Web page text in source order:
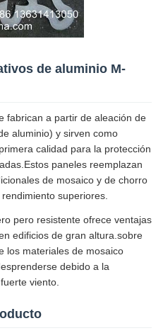
de aluminio M-
fabrican a partir de aleación de
aluminio) y sirven como
calidad para la protección
paneles reemplazan
de mosaico y de chorro
superiores.
pero resistente ofrece ventajas
edificios de gran altura.sobre
los materiales de mosaico
debido a la
viento.